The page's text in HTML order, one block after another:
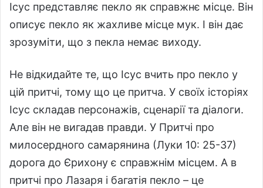
Ісус представляє пекло як справжнє місце. Він
описує пекло як жахливе місце мук. І він дає
зрозуміти, що з пекла немає виходу.
Не відкидайте те, що Ісус вчить про пекло у
цій притчі, тому що це притча. У своїх історіях
Ісус складав персонажів, сценарії та діалоги.
Але він не вигадав правди. У Притчі про
милосердного самарянина (Луки 10: 25-37)
дорога до Єрихону є справжнім місцем. А в
притчі про Лазаря і багатія пекло – це